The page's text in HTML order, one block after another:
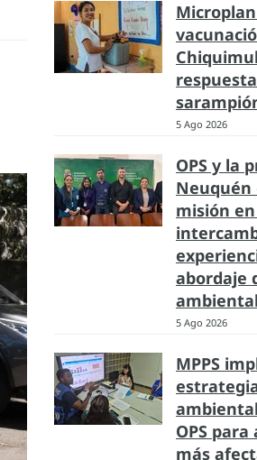
5 Ago 2026
OPS y la
misión
abordaje
ambiental
5 Ago 2026
MPPS
OPS
más